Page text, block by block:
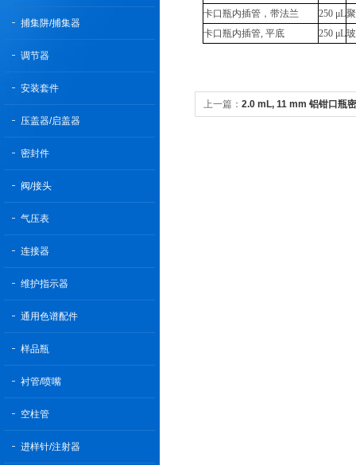
捕集阱/捕集器
调节器
安装套件
压盖器/启盖器
密封件
阀/接头
气压表
连接器
维护指示器
通用色谱配件
样品瓶
衬管/喷嘴
空柱管
进样针/注射器
卡口瓶内插管，带法兰
250 μL
卡口瓶内插管, 平底
250 μL
上一篇： 2.0 mL, 11 mm 铝钳口瓶